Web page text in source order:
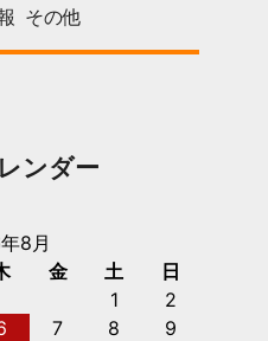
その他
ンダー
8月
金 土
日
1
2
7 8
9